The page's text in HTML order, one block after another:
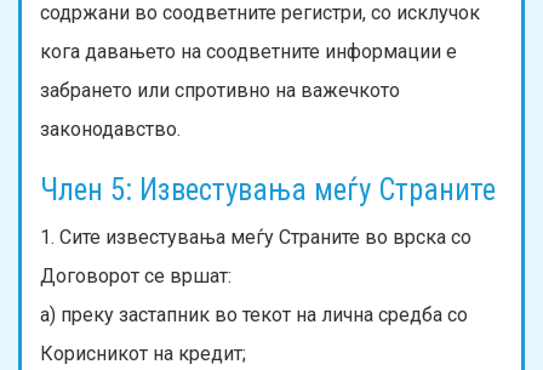
содржани во соодветните регистри, со исклучок
кога давањето на соодветните информации е
забрането или спротивно на важечкото
законодавство.
Член 5: Известувања меѓу Страните
1. Сите известувања меѓу Страните во врска со
Договорот се вршат:
а) преку застапник во текот на лична средба со
Корисникот на кредит;